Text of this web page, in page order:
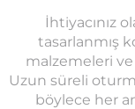
İhtiyacınız
tasarlanmış
malzemeleri ve
Uzun süreli
böylece her